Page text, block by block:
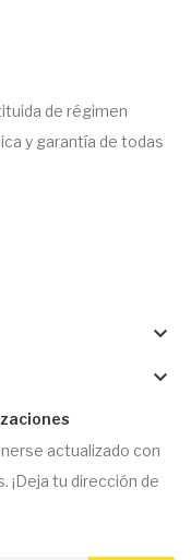
de régimen
y garantía de todas
keyboard_arrow_down
keyboard_arrow_down
actualizado con
¡Deja tu dirección de